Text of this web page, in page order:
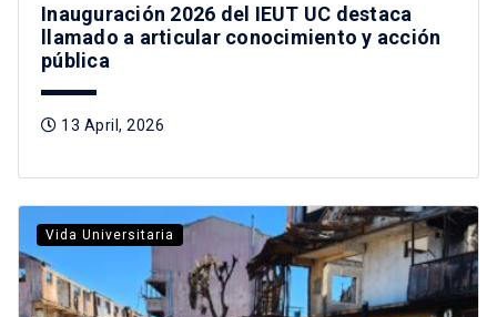
Inauguración 2026 del IEUT UC destaca
llamado a articular conocimiento y acción
pública
13 April, 2026
Vida Universitaria